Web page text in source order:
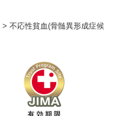
> 不応性貧血(骨髄異形成症候